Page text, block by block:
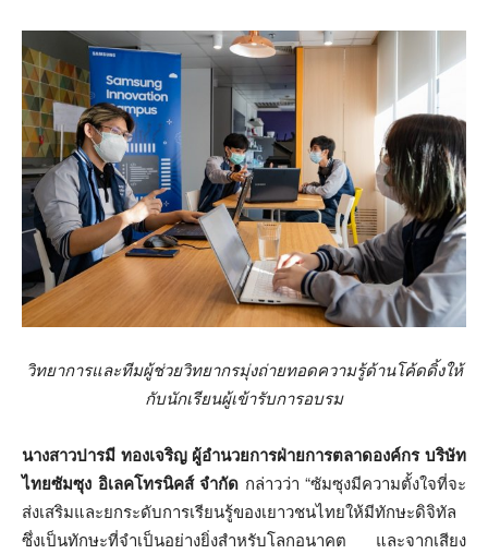
วิทยาการและทีมผู้ช่วยวิทยากรมุ่งถ่ายทอดความรู้ด้านโค้ดดิ้งให้
กับนักเรียนผู้เข้ารับการอบรม
นางสาวปารมี ทองเจริญ ผู้อำนวยการฝ่ายการตลาดองค์กร บริษัท
ไทยซัมซุง อิเลคโทรนิคส์ จำกัด กล่าวว่า “ซัมซุงมีความตั้งใจที่จะ
ส่งเสริมและยกระดับการเรียนรู้ของเยาวชนไทยให้มีทักษะดิจิทัล
ซึ่งเป็นทักษะที่จำเป็นอย่างยิ่งสำหรับโลกอนาคต และจากเสียง